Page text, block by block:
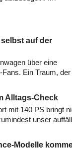
auf der
über eine
Ein Traum,
Alltags-Check
mit 140 PS bringt
unser
Modelle